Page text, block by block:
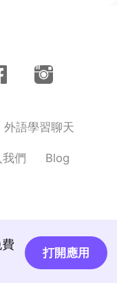
外語學習聊天
我們 Blog
打開應用